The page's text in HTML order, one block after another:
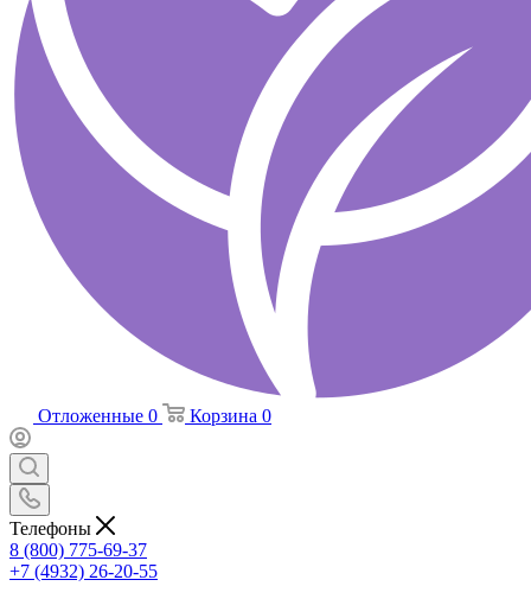
Отложенные 0 Корзина 0
Телефоны
8 (800) 775-69-37
+7 (4932) 26-20-55